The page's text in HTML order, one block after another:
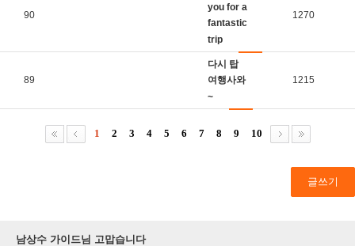
90
you for a
fantastic
trip
1270
89
다시 탑
여행사와
~
1215
1 2 3 4 5 6 7 8 9 10
글쓰기
남상수 가이드님 고맙습니다